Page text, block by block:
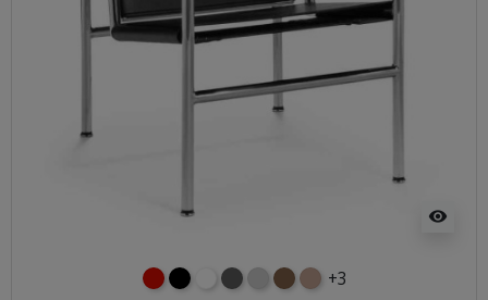
visibility
czerwony
czarnybiałyciemno szary
jasnoszary
brązowy
jasnobrązowy
+3